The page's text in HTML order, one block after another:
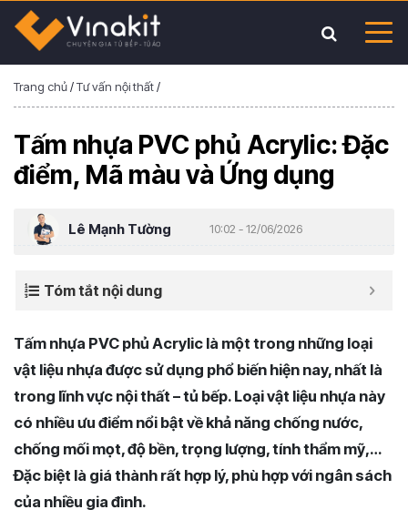
Trang chủ/Tư vấn nội thất/
Tấm nhựa PVC phủ Acrylic: Đặc
điểm, Mã màu và Ứng dụng
Lê Mạnh Tường 10:02 - 12/06/2026
Tóm tắt nội dung
Tấm nhựa PVC phủ Acrylic là một trong những loại
vật liệu nhựa được sử dụng phổ biến hiện nay, nhất là
trong lĩnh vực nội thất – tủ bếp. Loại vật liệu nhựa này
có nhiều ưu điểm nổi bật về khả năng chống nước,
chống mối mọt, độ bền, trọng lượng, tính thẩm mỹ,…
Đặc biệt là giá thành rất hợp lý, phù hợp với ngân sách
của nhiều gia đình.